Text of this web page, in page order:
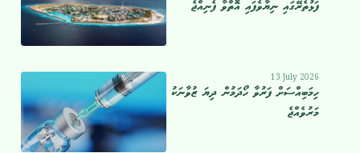
ފަޅުތެރޭގައި ނިޔާވެފައި އޮތްވާ ފެނިއްޖެ
13 July 2026
ހިމަބިއްސަށް ފަރުވާ ހޯދަމުން ދިޔަ ޒުވާނަކު
މަރުވެއްޖެ